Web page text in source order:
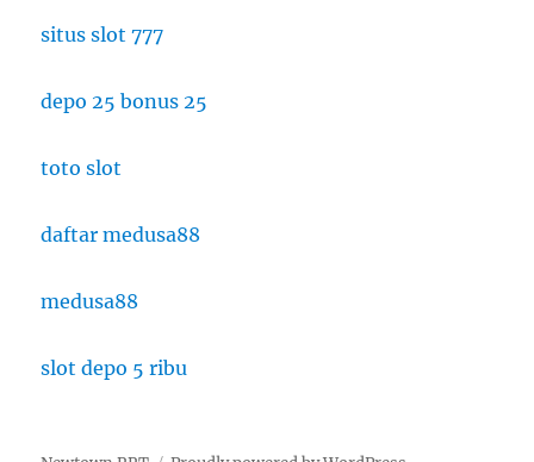
situs slot 777
depo 25 bonus 25
toto slot
daftar medusa88
medusa88
slot depo 5 ribu